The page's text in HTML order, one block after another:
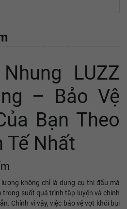
LUZZ
– Bảo Vệ
Bạn Theo
Tế Nhất
không chỉ là dụng cụ thi đấu mà
trong suốt quá trình tập luyện và chinh
Chính vì vậy, việc bảo vệ vợt khỏi bụi